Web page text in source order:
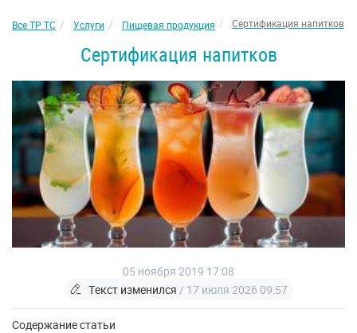
Все ТР ТС Услуги Пищевая продукция Сертификация напитков
Сертификация напитков
05 ноября 2019 17:08
Текст изменился / 17 июля 2026 09:57
Содержание статьи